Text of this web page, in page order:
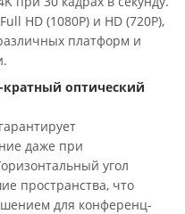
HD (1080P) и HD (720P),
платформ и
оптический
даже при
угол
пространства, что
для конференц-